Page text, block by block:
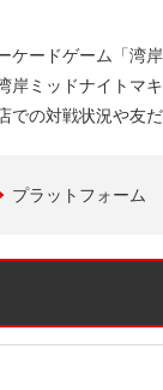
ケードゲーム「湾
湾岸ミッドナイトマ
での対戦状況や友
プラットフォーム